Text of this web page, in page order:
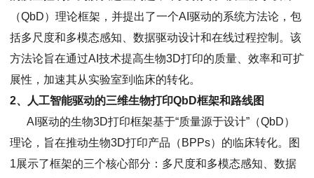
（QbD）理论框架，并提出了一个AI驱动的系统方法论，包
括多尺度和多模态感知、数据驱动设计和在线过程控制。该
方法论旨在通过AI技术提高生物3D打印的质量、效率和可扩
展性，加速其从实验室到临床的转化。
2、人工智能驱动的三维生物打印QbD框架和路线图
AI驱动的生物3D打印框架基于“质量源于设计”（QbD）
理论，旨在推动生物3D打印产品（BPPs）的临床转化。图
1展示了框架的三个核心部分：多尺度和多模态感知、数据